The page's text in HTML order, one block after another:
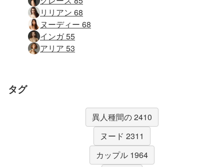
リリアン 68
ヌーディー 68
インガ 55
アリア 53
タグ
異人種間の 2410
ヌード 2311
カップル 1964